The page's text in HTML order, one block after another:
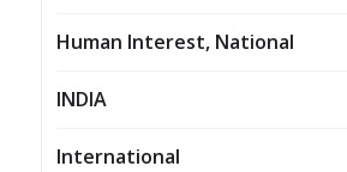
Human Interest, National
INDIA
International